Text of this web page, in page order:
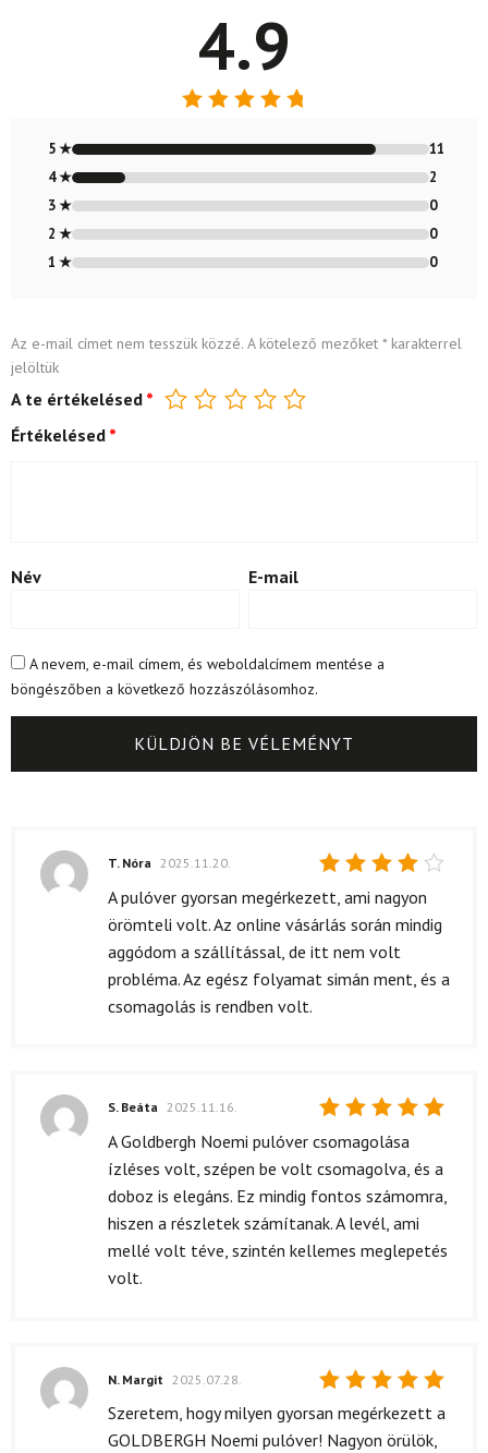
4.9
4.85/ 5
5 ★
11
4 ★
2
3 ★
0
2 ★
0
1 ★
0
Az e-mail címet nem tesszük közzé. A kötelező mezőket *karakterrel
jelöltük
A te értékelésed *
Értékelésed *
Név E-mail
A nevem, e-mail címem, és weboldalcímem mentése a
böngészőben a következő hozzászólásomhoz.
Értékelés:
/ 5
T. Nóra 2025.11.20.
A pulóver gyorsan megérkezett, ami nagyon
örömteli volt. Az online vásárlás során mindig
aggódom a szállítással, de itt nem volt
probléma. Az egész folyamat simán ment, és a
csomagolás is rendben volt.
Értékelés:
/ 5
S. Beáta 2025.11.16.
A Goldbergh Noemi pulóver csomagolása
ízléses volt, szépen be volt csomagolva, és a
doboz is elegáns. Ez mindig fontos számomra,
hiszen a részletek számítanak. A levél, ami
mellé volt téve, szintén kellemes meglepetés
volt.
Értékelés:
/ 5
N. Margit 2025.07.28.
Szeretem, hogy milyen gyorsan megérkezett a
GOLDBERGH Noemi pulóver! Nagyon örülök,